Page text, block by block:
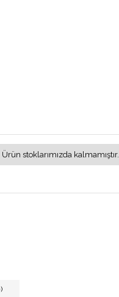
Ürün stoklarımızda kalmamıştır.